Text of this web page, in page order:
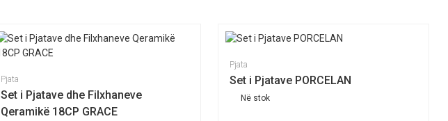
Pjata
Set i Pjatave dhe Filxhaneve
Qeramikë 18CP GRACE
Pjata
Set i Pjatave PORCELAN
Në stok